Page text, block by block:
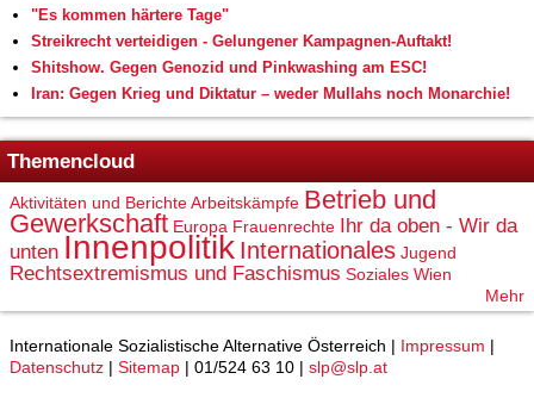
"Es kommen härtere Tage"
Streikrecht verteidigen - Gelungener Kampagnen-Auftakt!
Shitshow. Gegen Genozid und Pinkwashing am ESC!
Iran: Gegen Krieg und Diktatur – weder Mullahs noch Monarchie!
Themencloud
Aktivitäten und BerichteArbeitskämpfe Betrieb und
Gewerkschaft Europa Frauenrechte
Ihr da oben - Wir da
unten Innenpolitik Internationales Jugend
Rechtsextremismus und Faschismus Soziales Wien
Mehr
Internationale Sozialistische Alternative Österreich | Impressum |
Datenschutz | Sitemap | 01/524 63 10 | slp@slp.at